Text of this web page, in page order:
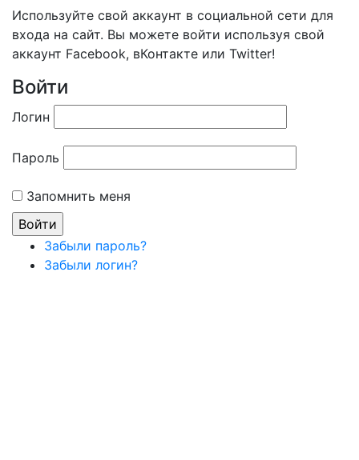
Используйте свой аккаунт в социальной сети для
входа на сайт. Вы можете войти используя свой
аккаунт Facebook, вКонтакте или Twitter!
Войти
Логин
Пароль
Запомнить меня
Забыли пароль?
Забыли логин?